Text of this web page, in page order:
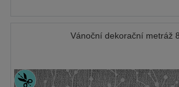
Vánoční dekorační metráž